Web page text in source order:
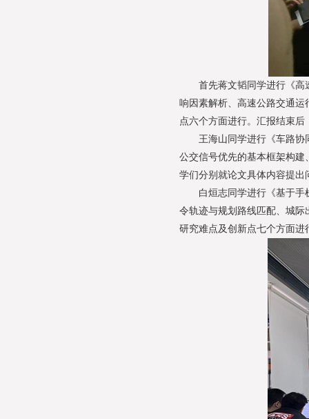
首先蒋文韬同学进行《高速
响因素解析、高速公路交通
点六个方面进行。汇报结束
王海山同学进行《车路协同
公交信号优先的基本框架构
学们分别就论文具体内容提出
白烜志同学进行《基于手机
令轨迹与规划路线匹配、城
研究难点及创新点七个方面